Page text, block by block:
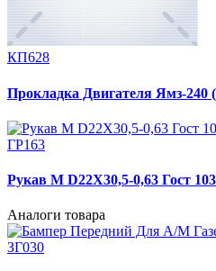
КП628
Прокладка Двигателя Ямз-240
ГР163
Рукав М D22X30,5-0,63 Гост
Аналоги товара
ЗГ030